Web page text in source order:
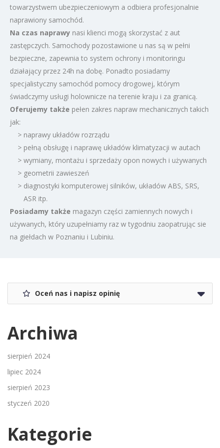
towarzystwem ubezpieczeniowym a odbiera profesjonalnie
naprawiony samochód.
Na czas naprawy nasi klienci mogą skorzystać z aut
zastępczych. Samochody pozostawione u nas są w pełni
bezpieczne, zapewnia to system ochrony i monitoringu
działający przez 24h na dobę. Ponadto posiadamy
specjalistyczny samochód pomocy drogowej, którym
świadczymy usługi holownicze na terenie kraju i za granicą.
Oferujemy także pełen zakres napraw mechanicznych takich
jak:
> naprawy układów rozrządu
> pełną obsługę i naprawę układów klimatyzacji w autach
> wymiany, montażu i sprzedaży opon nowych i używanych
> geometrii zawieszeń
> diagnostyki komputerowej silników, układów ABS, SRS,
ASR itp.
Posiadamy także magazyn części zamiennych nowych i
używanych, który uzupełniamy raz w tygodniu zaopatrując sie
na giełdach w Poznaniu i Lubiniu.
Oceń nas i napisz opinię
Archiwa
sierpień 2024
lipiec 2024
sierpień 2023
styczeń 2020
Kategorie